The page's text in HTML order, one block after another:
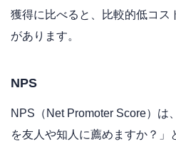
獲得に比べると、比較的低コス
があります。
NPS
NPS（Net Promoter Score）は
を友人や知人に薦めますか？」